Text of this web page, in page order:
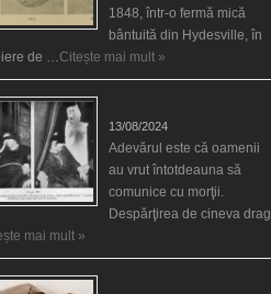
1848, într-o fermă mică
bântuită din Hydesville, în
de …Citește mai mult »
13/08/2024
Adevărul este că oamenii
au vrut întotdeauna să
comunice cu morţii.
Despărţirea de cineva drag
mai mult »